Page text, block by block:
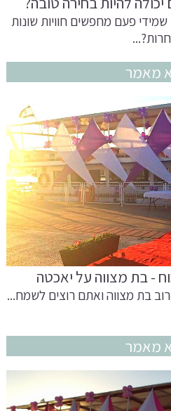
פעם מחפשים חוויות שונות
מאמר
- בת מצווה על יאכטה
בת מצווה ואתם רוצים לשמח...
מאמר